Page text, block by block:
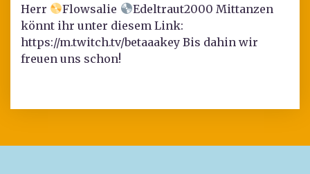
Herr
Flowsalie
Edeltraut2000 Mittanzen
könnt ihr unter diesem Link:
https://m.twitch.tv/betaaakey Bis dahin wir
freuen uns schon!